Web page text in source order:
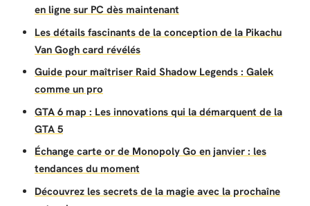
en ligne sur PC dès maintenant
Les détails fascinants de la conception de la Pikachu
Van Gogh card révélés
Guide pour maîtriser Raid Shadow Legends : Galek
comme un pro
GTA 6 map : Les innovations qui la démarquent de la
GTA 5
Échange carte or de Monopoly Go en janvier : les
tendances du moment
Découvrez les secrets de la magie avec la prochaîne